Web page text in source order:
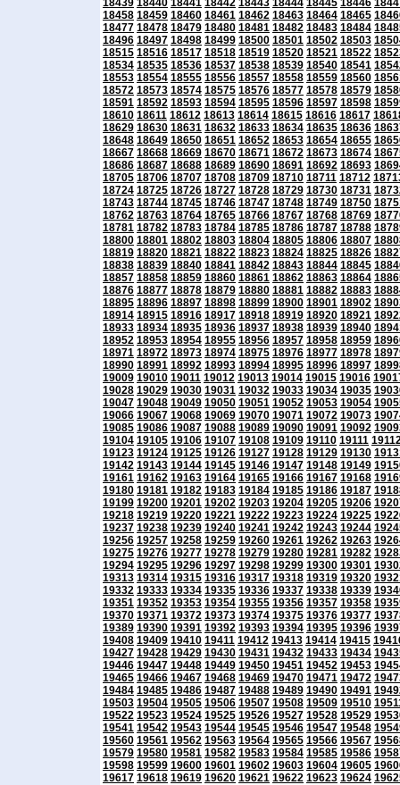
18439 18440 18441 18442 18443 18444 18445 18446
18458 18459 18460 18461 18462 18463 18464 18465
18477 18478 18479 18480 18481 18482 18483 18484
18496 18497 18498 18499 18500 18501 18502 18503
18515 18516 18517 18518 18519 18520 18521 18522
18534 18535 18536 18537 18538 18539 18540 18541
18553 18554 18555 18556 18557 18558 18559 18560
18572 18573 18574 18575 18576 18577 18578 18579
18591 18592 18593 18594 18595 18596 18597 18598
18610 18611 18612 18613 18614 18615 18616 18617
18629 18630 18631 18632 18633 18634 18635 18636
18648 18649 18650 18651 18652 18653 18654 18655
18667 18668 18669 18670 18671 18672 18673 18674
18686 18687 18688 18689 18690 18691 18692 18693
18705 18706 18707 18708 18709 18710 18711 18712
18724 18725 18726 18727 18728 18729 18730 18731
18743 18744 18745 18746 18747 18748 18749 18750
18762 18763 18764 18765 18766 18767 18768 18769
18781 18782 18783 18784 18785 18786 18787 18788
18800 18801 18802 18803 18804 18805 18806 18807
18819 18820 18821 18822 18823 18824 18825 18826
18838 18839 18840 18841 18842 18843 18844 18845
18857 18858 18859 18860 18861 18862 18863 18864
18876 18877 18878 18879 18880 18881 18882 18883
18895 18896 18897 18898 18899 18900 18901 18902
18914 18915 18916 18917 18918 18919 18920 18921
18933 18934 18935 18936 18937 18938 18939 18940
18952 18953 18954 18955 18956 18957 18958 18959
18971 18972 18973 18974 18975 18976 18977 18978
18990 18991 18992 18993 18994 18995 18996 18997
19009 19010 19011 19012 19013 19014 19015 19016
19028 19029 19030 19031 19032 19033 19034 19035
19047 19048 19049 19050 19051 19052 19053 19054
19066 19067 19068 19069 19070 19071 19072 19073
19085 19086 19087 19088 19089 19090 19091 19092
19104 19105 19106 19107 19108 19109 19110 19111
19123 19124 19125 19126 19127 19128 19129 19130
19142 19143 19144 19145 19146 19147 19148 19149
19161 19162 19163 19164 19165 19166 19167 19168
19180 19181 19182 19183 19184 19185 19186 19187
19199 19200 19201 19202 19203 19204 19205 19206
19218 19219 19220 19221 19222 19223 19224 19225
19237 19238 19239 19240 19241 19242 19243 19244
19256 19257 19258 19259 19260 19261 19262 19263
19275 19276 19277 19278 19279 19280 19281 19282
19294 19295 19296 19297 19298 19299 19300 19301
19313 19314 19315 19316 19317 19318 19319 19320
19332 19333 19334 19335 19336 19337 19338 19339
19351 19352 19353 19354 19355 19356 19357 19358
19370 19371 19372 19373 19374 19375 19376 19377
19389 19390 19391 19392 19393 19394 19395 19396
19408 19409 19410 19411 19412 19413 19414 19415
19427 19428 19429 19430 19431 19432 19433 19434
19446 19447 19448 19449 19450 19451 19452 19453
19465 19466 19467 19468 19469 19470 19471 19472
19484 19485 19486 19487 19488 19489 19490 19491
19503 19504 19505 19506 19507 19508 19509 19510
19522 19523 19524 19525 19526 19527 19528 19529
19541 19542 19543 19544 19545 19546 19547 19548
19560 19561 19562 19563 19564 19565 19566 19567
19579 19580 19581 19582 19583 19584 19585 19586
19598 19599 19600 19601 19602 19603 19604 19605
19617 19618 19619 19620 19621 19622 19623 19624